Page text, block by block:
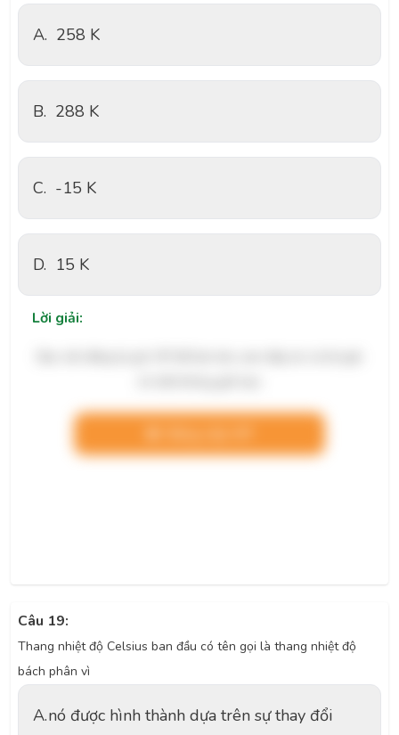
A. 258 K
B. 288 K
C. -15 K
D. 15 K
Lời giải:
Câu 19:
Thang nhiệt độ Celsius ban đầu có tên gọi là thang nhiệt độ
bách phân vì
A.nó được hình thành dựa trên sự thay đổi